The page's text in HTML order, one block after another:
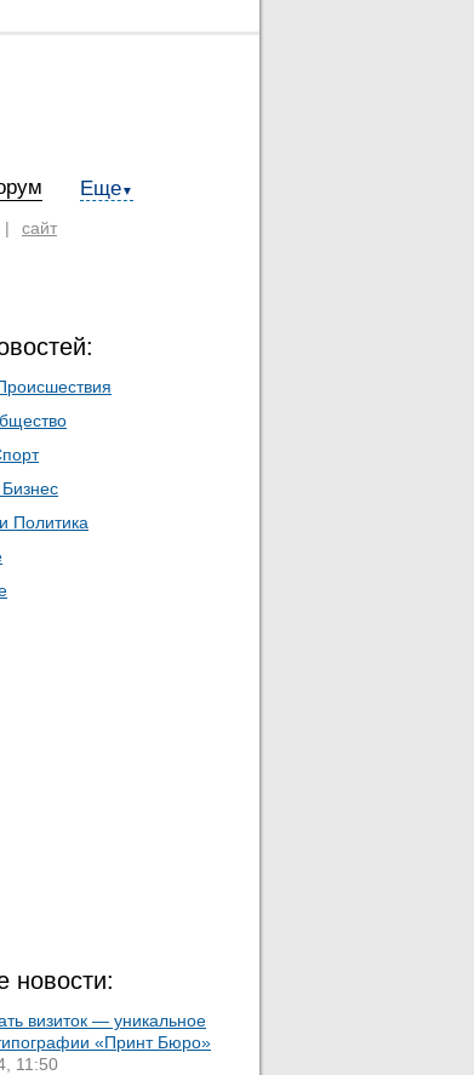
Еще▼
| сайт
Политика
новости:
визиток — уникальное
«Принт Бюро»
11:50